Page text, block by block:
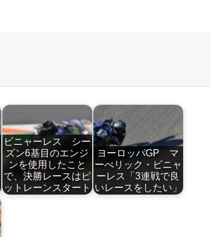
ビニャーレス シー
ズン6基目のエンジ
ンを使用したこと
で、決勝レースはピ
ットレーンスタート
ヨーロッパGP マ
ーべリック・ビニャ
ーレス「3連戦で良
いレースをしたい」